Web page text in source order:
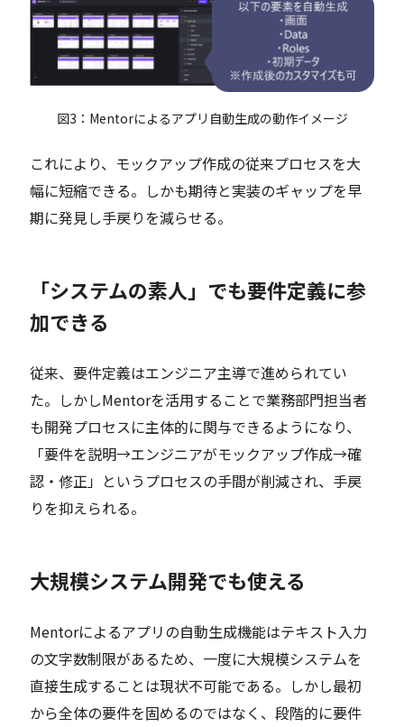
図3：Mentorによるアプリ自動生成の動作イメージ
これにより、モックアップ作成の従来プロセスを大
幅に短縮できる。しかも期待と実装のギャップを早
期に発見し手戻りを減らせる。
「システムの素人」でも要件定義に参
加できる
従来、要件定義はエンジニア主導で進められてい
た。しかしMentorを活用することで業務部門担当者
も開発プロセスに主体的に関与できるようになり、
「要件を説明→エンジニアがモックアップ作成→確
認・修正」というプロセスの手間が削減され、手戻
りを抑えられる。
大規模システム開発でも使える
Mentorによるアプリの自動生成機能はテキスト入力
の文字数制限があるため、一度に大規模システムを
直接生成することは現状不可能である。しかし最初
から全体の要件を固めるのではなく、段階的に要件